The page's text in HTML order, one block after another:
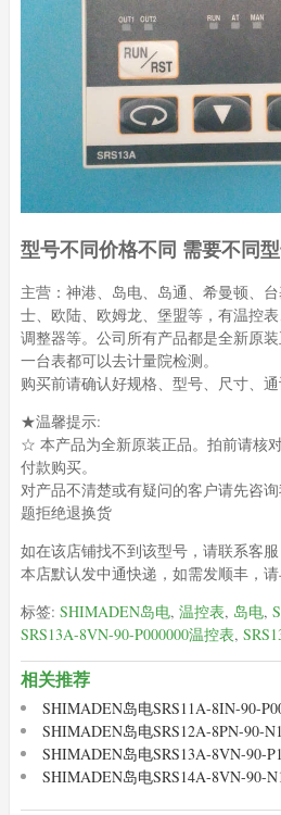
型号不同价格不同 需要不同
主营：神港、岛电、岛通、希曼顿、
士、欧陆、欧姆龙、堡盟等，有温控表
调整器等。公司所有产品都是全新原
一台表都可以去计量院检测。
购买前请确认好规格、型号、尺寸、通
★温馨提示:
☆ 本产品为全新原装正品。拍前请核
付款购买。
对产品不清楚或有疑问的客户请先咨
题拒绝退换货
如在该店铺找不到该型号，请联系客服
本店默认发中通快递，如需发顺丰，请
标签: SHIMADEN岛电, 温控表, 岛电,
SRS13A-8VN-90-P000000温控表,
相关推荐
SHIMADEN岛电SRS11A-8IN-90-
SHIMADEN岛电SRS12A-8PN-90-
SHIMADEN岛电SRS13A-8VN-90-
SHIMADEN岛电SRS14A-8VN-90-